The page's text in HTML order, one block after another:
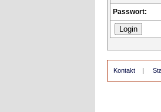
Passwort:
Kontakt |